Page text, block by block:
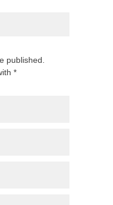
published.
*